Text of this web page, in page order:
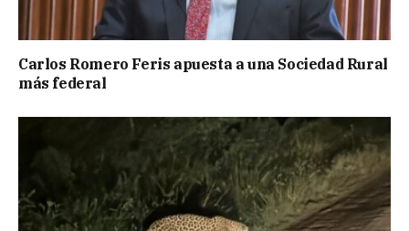
Carlos Romero Feris apuesta a una Sociedad Rural
más federal